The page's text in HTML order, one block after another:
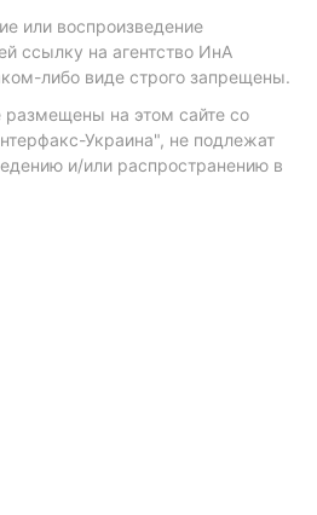
или воспроизведение
ссылку на агентство ИнА
либо виде строго запрещены.
на этом сайте со
Украина", не подлежат
и/или распространению в